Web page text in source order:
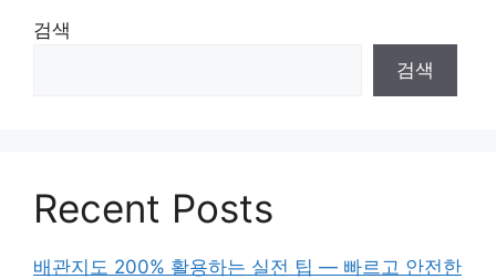
검색
검색
Recent Posts
배관지도 200% 활용하는 실전 팁 — 빠르고 안전한